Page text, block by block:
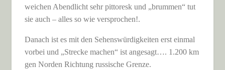
weichen Abendlicht sehr pittoresk und „brummen“ tut
sie auch – alles so wie versprochen!.
Danach ist es mit den Sehenswürdigkeiten erst einmal
vorbei und „Strecke machen“ ist angesagt…. 1.200 km
gen Norden Richtung russische Grenze.